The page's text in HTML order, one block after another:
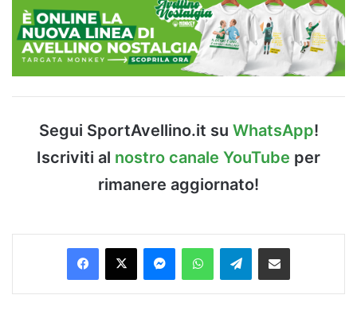
Segui SportAvellino.it su WhatsApp!
Iscriviti al nostro canale YouTube per
rimanere aggiornato!
Facebook
X MessengerWhatsAppTelegramCondividi via Email